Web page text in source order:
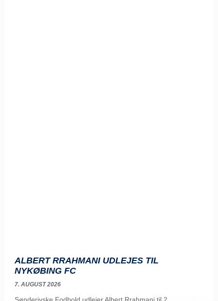
ALBERT RRAHMANI UDLEJES TIL
NYKØBING FC
7. AUGUST 2026
Sønderjyske Fodbold udlejer Albert Rrahmani til 2.